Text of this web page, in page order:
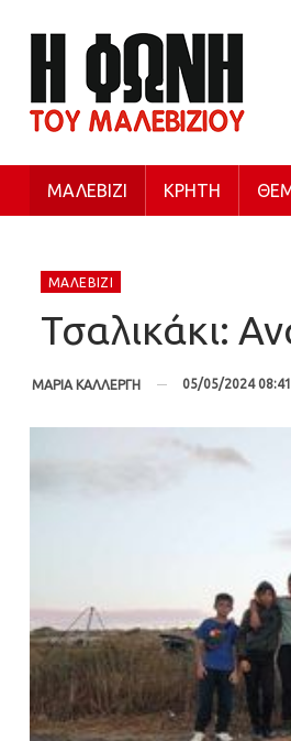
ΜΑΛΕΒΊΖΙ ΚΡΉΤΗ
ΜΑΛΕΒΊΖΙ
Τσαλικάκι:
ΜΑΡΙΑ ΚΑΛΛΕΡΓΗ 05/05/2024 08:41